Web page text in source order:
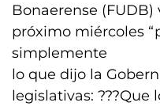
Bonaerense
próximo miércoles
simplemente
lo que dijo la
legislativas: ???Que